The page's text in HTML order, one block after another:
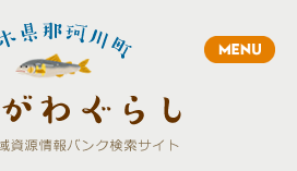
Toggle
navigation